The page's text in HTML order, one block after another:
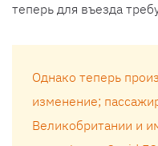
теперь для въезда
Однако теперь
изменение;
Великобритании и